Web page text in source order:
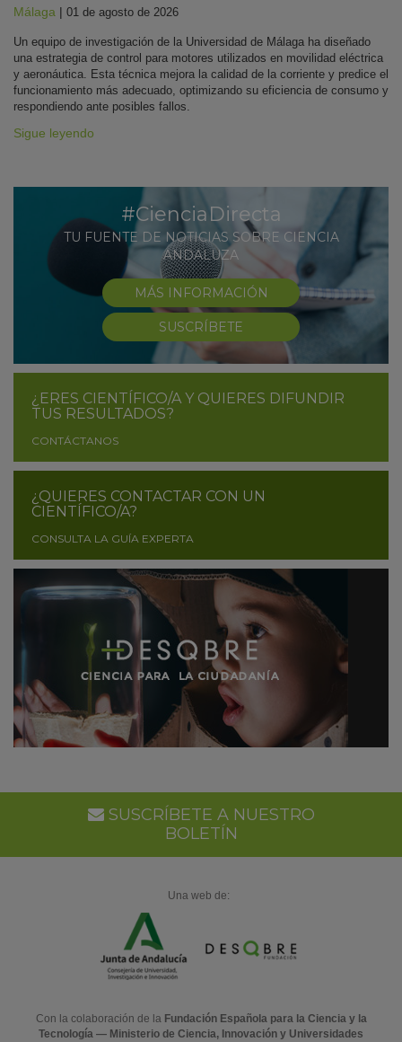
Málaga | 01 de agosto de 2026
Un equipo de investigación de la Universidad de Málaga ha diseñado
una estrategia de control para motores utilizados en movilidad eléctrica
y aeronáutica. Esta técnica mejora la calidad de la corriente y predice el
funcionamiento más adecuado, optimizando su eficiencia de consumo y
respondiendo ante posibles fallos.
Sigue leyendo
#CienciaDirecta
TU FUENTE DE NOTICIAS SOBRE CIENCIA
ANDALUZA
MÁS INFORMACIÓN
SUSCRÍBETE
¿ERES CIENTÍFICO/A Y QUIERES DIFUNDIR
TUS RESULTADOS?
CONTÁCTANOS
¿QUIERES CONTACTAR CON UN
CIENTÍFICO/A?
CONSULTA LA GUÍA EXPERTA
SUSCRÍBETE A NUESTRO
BOLETÍN
Una web de:
Con la colaboración de la Fundación Española para la Ciencia y la
Tecnología — Ministerio de Ciencia, Innovación y Universidades